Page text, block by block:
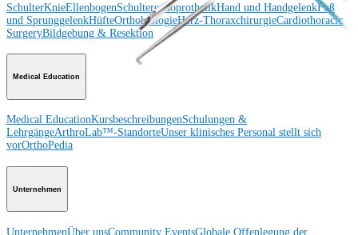
SchulterKnieEllenbogenSchulterendoprothetikHand und HandgelenkFuß
und SprunggelenkHüfteOrthobiologieHerz-ThoraxchirurgieCardiothoracic
SurgeryBildgebung & Resektion
Medical Education
Medical EducationKursbeschreibungenSchulungen &
LehrgängeArthroLab™-StandorteUnser klinisches Personal stellt sich
vorOrthoPedia
Unternehmen
UnternehmenÜber unsCommunity EventsGlobale Offenlegung der